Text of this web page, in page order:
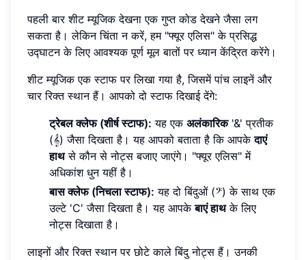
पहली बार शीट म्यूजिक देखना एक गुप्त कोड देखने जैसा लग
सकता है। लेकिन चिंता न करें, हम "फ्यूर एलिस" के प्रसिद्ध
उद्घाटन के लिए आवश्यक पूर्ण मूल बातों पर ध्यान केंद्रित करेंगे।
शीट म्यूजिक एक स्टाफ पर लिखा गया है, जिसमें पांच लाइनें और
चार रिक्त स्थान हैं। आपको दो स्टाफ दिखाई देंगे:
ट्रेबल क्लेफ (शीर्ष स्टाफ): यह एक अलंकारिक'&' प्रतीक
(𝄞) जैसा दिखता है। यह आपको बताता है कि आपकेदाएं
हाथसे कौन से नोट्स बजाए जाएंगे। "फ्यूर एलिस" में
अधिकांश धुन यहीं है।
बास क्लेफ (निचला स्टाफ): यह दो बिंदुओं (𝄢) के साथ एक
उल्टे 'C' जैसा दिखता है। यह आपकेबाएं हाथके लिए
नोट्स दिखाता है।
लाइनों और रिक्त स्थान पर छोटे काले बिंदु नोट्स हैं। उनकी